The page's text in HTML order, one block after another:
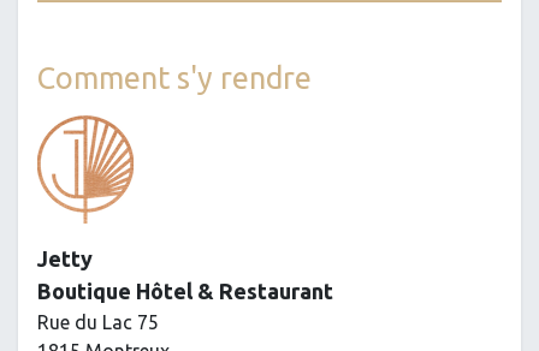
Comment s'y rendre
Jetty
Boutique Hôtel & Restaurant
Rue du Lac 75